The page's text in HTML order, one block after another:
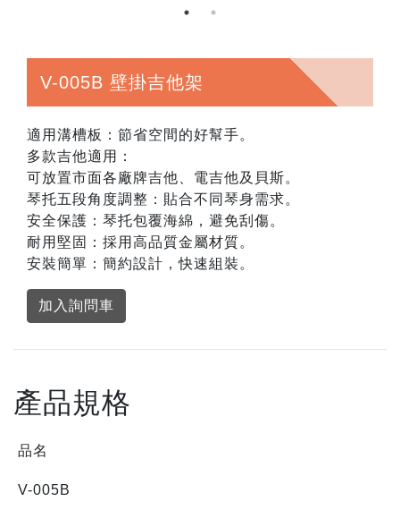
V-005B 壁掛吉他架
適用溝槽板：節省空間的好幫手。
多款吉他適用：
可放置市面各廠牌吉他、電吉他及貝斯。
琴托五段角度調整：貼合不同琴身需求。
安全保護：琴托包覆海綿，避免刮傷。
耐用堅固：採用高品質金屬材質。
安裝簡單：簡約設計，快速組裝。
加入詢問車
產品規格
品名
V-005B